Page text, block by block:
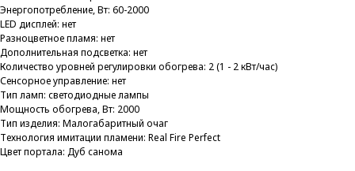
Энергопотребление, Вт: 60-2000
LED дисплей: нет
Разноцветное пламя: нет
Дополнительная подсветка: нет
Количество уровней регулировки обогрева: 2 (1 - 2 кВт/час)
Сенсорное управление: нет
Тип ламп: светодиодные лампы
Мощность обогрева, Вт: 2000
Тип изделия: Малогабаритный очаг
Технология имитации пламени: Real Fire Perfect
Цвет портала: Дуб санома